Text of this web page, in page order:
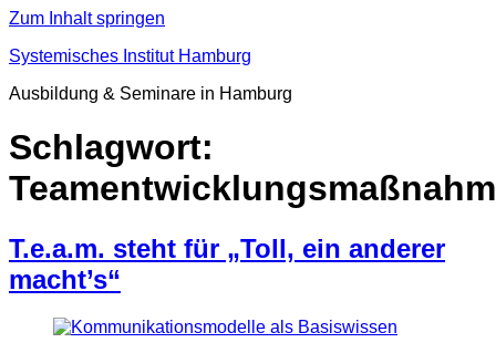
Zum Inhalt springen
Systemisches Institut Hamburg
Ausbildung & Seminare in Hamburg
Schlagwort:
T.e.a.m. steht für „Toll, ein anderer
macht’s“